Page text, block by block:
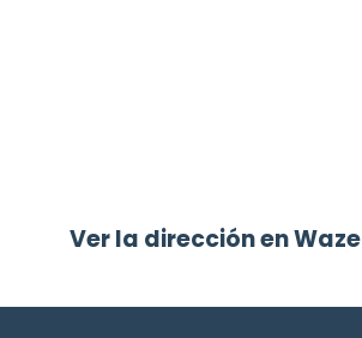
Ver la dirección en Waze